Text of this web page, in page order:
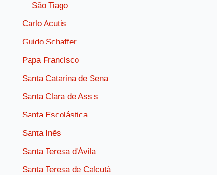
São Tiago
Carlo Acutis
Guido Schaffer
Papa Francisco
Santa Catarina de Sena
Santa Clara de Assis
Santa Escolástica
Santa Inês
Santa Teresa d'Ávila
Santa Teresa de Calcutá